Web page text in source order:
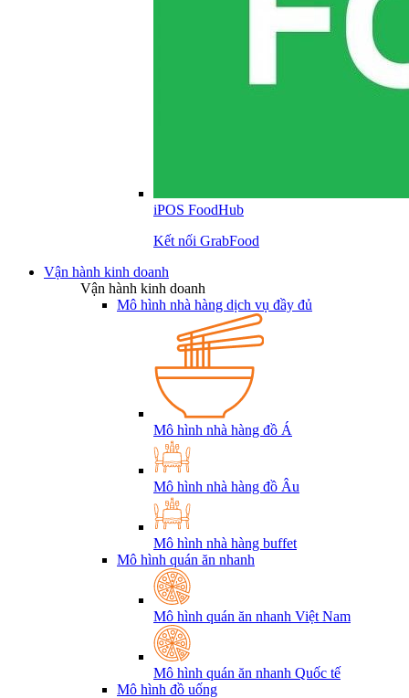
iPOS FoodHub
Kết nối GrabFood
Vận hành kinh doanh
Vận hành kinh doanh
Mô hình nhà hàng dịch vụ đầy đủ
Mô hình nhà hàng đồ Á
Mô hình nhà hàng đồ Âu
Mô hình nhà hàng buffet
Mô hình quán ăn nhanh
Mô hình quán ăn nhanh Việt Nam
Mô hình quán ăn nhanh Quốc tế
Mô hình đồ uống